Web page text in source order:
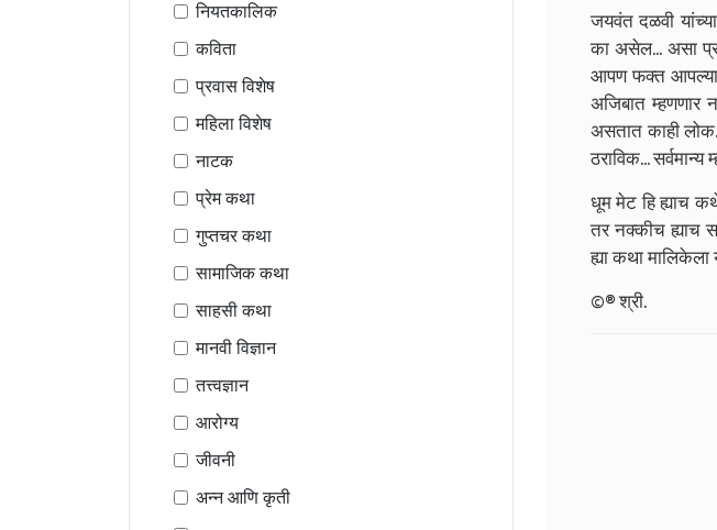
नियतकालिक
कविता
प्रवास विशेष
महिला विशेष
नाटक
प्रेम कथा
गुप्तचर कथा
सामाजिक कथा
साहसी कथा
मानवी विज्ञान
तत्त्वज्ञान
आरोग्य
जीवनी
अन्न आणि कृती
जयवंत दळवी
का असेल... असा
आपण फक्त आपल्या
अजिबात म्हणणार
असतात काही
ठराविक...
धूम मेट हि ह्याच
तर नक्कीच ह्याच
ह्या कथा
©® श्री.